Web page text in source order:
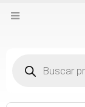
produtos